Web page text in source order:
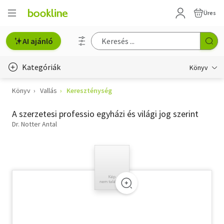
Üres
AI ajánló
Kategóriák Könyv
Életmód, egészség
Erotika
Könyv Vallás Kereszténység
A szerzetesi professio egyházi és világi jog szerint
Dr. Notter Antal